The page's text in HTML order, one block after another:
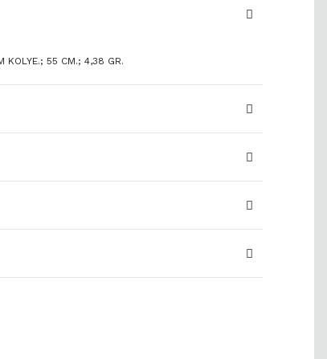
KOLYE.; 55 CM.; 4,38 GR.